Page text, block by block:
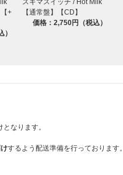
+
スキマスイッチ / Hot Milk
【通常盤】【CD】
価格：2,750円（税込）
なります。
するよう配送準備を行っております。